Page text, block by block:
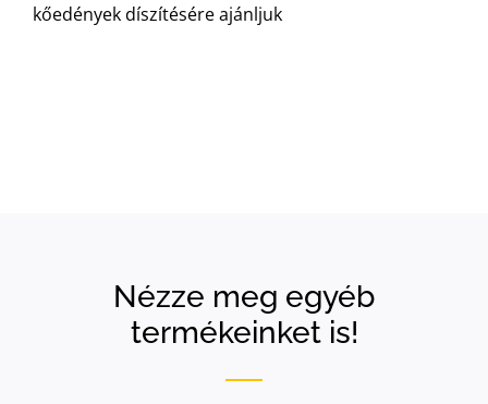
kőedények díszítésére ajánljuk
Nézze meg egyéb
termékeinket is!